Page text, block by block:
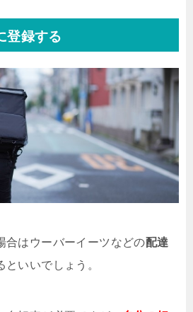
登録する
合はウーバーイーツなどの配達
といいでしょう。